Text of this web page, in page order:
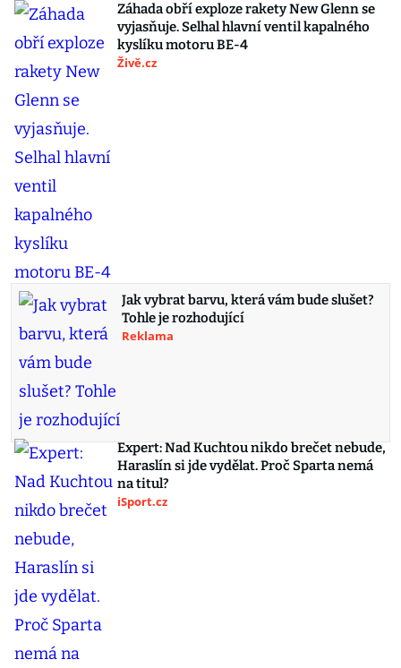
Záhada obří exploze rakety New Glenn se
vyjasňuje. Selhal hlavní ventil kapalného
kyslíku motoru BE-4
Živě.cz
Jak vybrat barvu, která vám bude slušet?
Tohle je rozhodující
Reklama
Expert: Nad Kuchtou nikdo brečet nebude,
Haraslín si jde vydělat. Proč Sparta nemá
na titul?
iSport.cz